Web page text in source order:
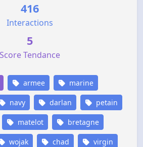
416
Interactions
5
Score Tendance
armee marine
navy darlan petain
matelot bretagne
wojak chad virgin